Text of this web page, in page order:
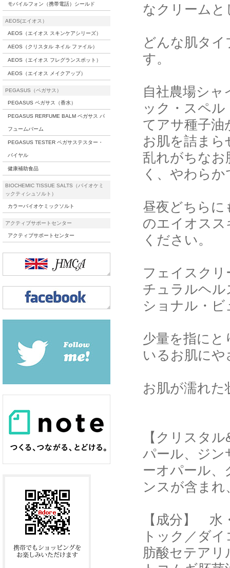
モバイルフォン（携帯電話）シールド
AEOS(エイオス）
AEOS（エイオス スキンケアシリーズ）
AEOS（クリスタル ネイル ファイル）
AEOS（エイオス フレグランスポット）
AEOS（エイオス メイクアップ）
PEGASUS（ペガサス）
PEGASUS ペガサス（香水）
PEGASUS RERFUME BALM ペガサス パ
フュームバーム
PEGASUS TESTER ペガサステスター・
バイヤル
健康補助食品
BIOCHEMIC TISSUE SALTS（バイオケミ
ックティシュソルト）
カラーバイオケミックソルト
アクティブサポートセンター
アクティブサポートセンター
なクリーム
どんな肌タ
す。
自社農場シ
ック・スペ
てアサ種子油
お肌を詰まら
乱れがちなお
く、やわら
昼夜どちら
のエイオス
ください。
フェイスク
チュラルヘル
ショナル・
少量を指にと
いるお肌に
お肌が濡れた
【クリスタ
パール、ジン
ーオパール
ンスが含ま
【成分】 水
トック／ダ
肪酸セテアリ